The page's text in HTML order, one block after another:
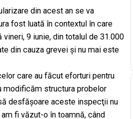
din acest an se va
fost luată în contextul în care
9 iunie, din totalul de 31.000
din cauza grevei şi nu mai este
care au făcut eforturi pentru
modificăm structura probelor
desfăşoare aceste inspecţii nu
fi văzut-o în toamnă, când